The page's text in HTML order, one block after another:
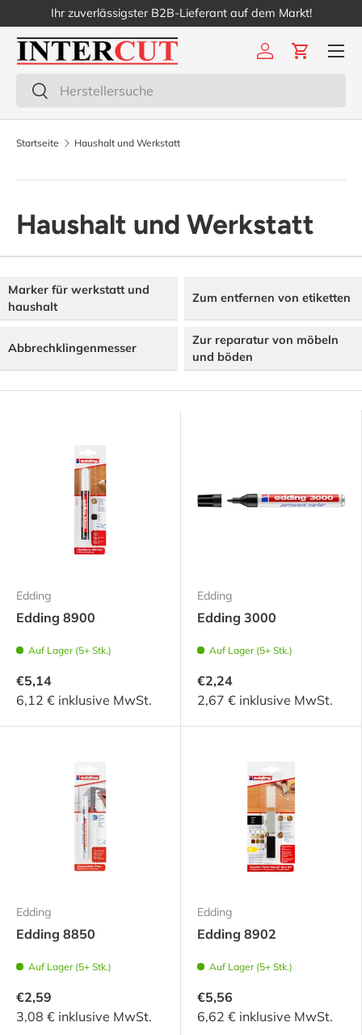
Direkt zum Inhalt
Ihr zuverlässigster B2B-Lieferant auf dem Markt!
Suchen
Suchen
Einloggen
Menü
Startseite Haushalt und Werkstatt
Haushalt und Werkstatt
Marker für werkstatt und
haushalt
Zum entfernen von etiketten
Abbrechklingenmesser
Zur reparatur von möbeln
und böden
Edding
Edding 8900
Auf Lager (5+ Stk.)
€5,14
6,12 € inklusive MwSt.
Edding
Edding 3000
Auf Lager (5+ Stk.)
€2,24
2,67 € inklusive MwSt.
Edding
Edding 8850
Auf Lager (5+ Stk.)
€2,59
3,08 € inklusive MwSt.
Edding
Edding 8902
Auf Lager (5+ Stk.)
€5,56
6,62 € inklusive MwSt.